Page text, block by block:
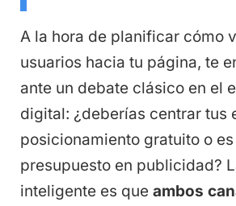
A la hora de planificar cómo
usuarios hacia tu página, te
ante un debate clásico en el
digital: ¿deberías centrar tus
posicionamiento gratuito o
presupuesto en publicidad?
inteligente es que ambos